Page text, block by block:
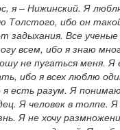
я – Нижинский. Я
Толстого, ибо он
задыхания. Все
всем, ибо я знаю
не пугаться меня. Я
ибо я всех люблю
я есть разум. Я
Я человек в
Я не хочу